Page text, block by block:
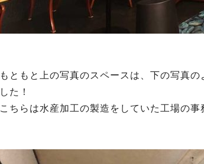
もともと上の写真のスペースは、下の写真
した！
こちらは水産加工の製造をしていた工場の事